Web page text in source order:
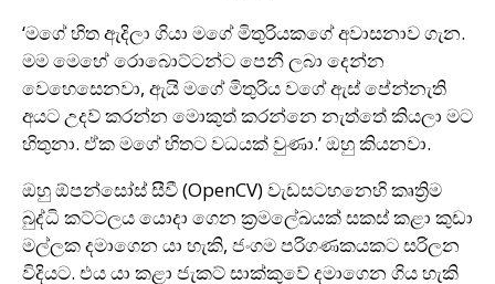
‘මගේ හිත ඇදිලා ගියා මගේ මිතුරියකගේ අවාසනාව ගැන.
මම මෙහේ රොබොට්ටන්ට පෙනී ලබා දෙන්න
වෙහෙසෙනවා, ඇයි මගේ මිතුරිය වගේ ඇස් පේන්නැති
අයට උදව් කරන්න මොකුත් කරන්නෙ නැත්තේ කියලා මට
හිතුනා. ඒක මගේ හිතට වධයක් වුණා.’ ඔහු කියනවා.
ඔහු ඕපන්සෝස් සීවී (OpenCV) වැඩසටහනෙහි කෘත්‍රිම
බුද්ධි කට්ටලය යොදා ගෙන ක්‍රමලේඛයක් සකස් කළා කුඩා
මල්ලක දමාගෙන යා හැකි, ජංගම පරිගණකයකට සරිලන
විදියට. එය යා කළා ජැකට් සාක්කුවේ දමාගෙන ගිය හැකි